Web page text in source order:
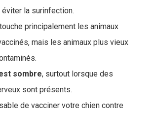
la surinfection.
principalement les animaux
mais les animaux plus vieux
sombre, surtout lorsque des
sont présents.
de vacciner votre chien contre